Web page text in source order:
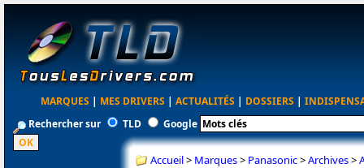
MARQUES | MES DRIVERS | ACTUALITÉS | DOSSIERS |
Rechercher sur
TLD Google
Accueil> Marques> Panasonic>Archives>